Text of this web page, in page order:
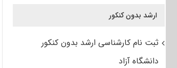
ارشد بدون کنکور
ثبت نام کارشناسی ارشد بدون کنکور
دانشگاه آزاد